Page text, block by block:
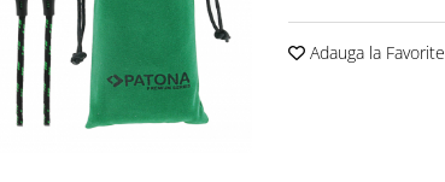
Adauga la Favorite